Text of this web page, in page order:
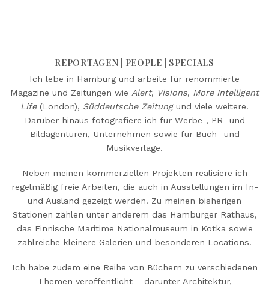
REPORTAGEN | PEOPLE | SPECIALS
Ich lebe in Hamburg und arbeite für renommierte
Magazine und Zeitungen wie Alert, Visions, More Intelligent
Life(London), Süddeutsche Zeitungund viele weitere.
Darüber hinaus fotografiere ich für Werbe-, PR- und
Bildagenturen, Unternehmen sowie für Buch- und
Musikverlage.
Neben meinen kommerziellen Projekten realisiere ich
regelmäßig freie Arbeiten, die auch in Ausstellungen im In-
und Ausland gezeigt werden. Zu meinen bisherigen
Stationen zählen unter anderem das Hamburger Rathaus,
das Finnische Maritime Nationalmuseum in Kotka sowie
zahlreiche kleinere Galerien und besonderen Locations.
Ich habe zudem eine Reihe von Büchern zu verschiedenen
Themen veröffentlicht – darunter Architektur,